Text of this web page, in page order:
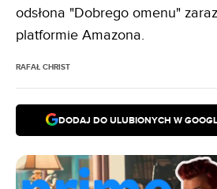
odsłona "Dobrego omenu"
platformie Amazona.
RAFAŁ CHRIST
DODAJ DO ULUBIONYCH W